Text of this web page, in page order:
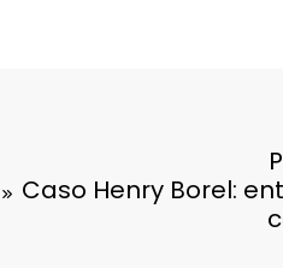
Caso Henry Borel: